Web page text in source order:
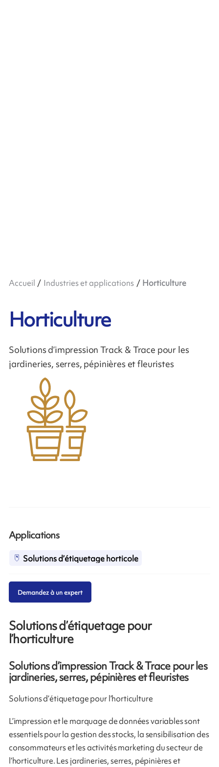
Accueil Industries et applications Horticulture
Horticulture
Solutions d’impression Track & Trace pour les
jardineries, serres, pépinières et fleuristes
Solutions d’étiquetage pour
l’horticulture
Solutions d’impression Track & Trace pour les
jardineries, serres, pépinières et fleuristes
Solutions d’étiquetage pour l’horticulture
L’impression et le marquage de données variables sont
essentiels pour la gestion des stocks, la sensibilisation des
consommateurs et les activités marketing du secteur de
l’horticulture. Les jardineries, serres, pépinières et
Applications
Solutions d’étiquetage horticole
Demandez à un expert